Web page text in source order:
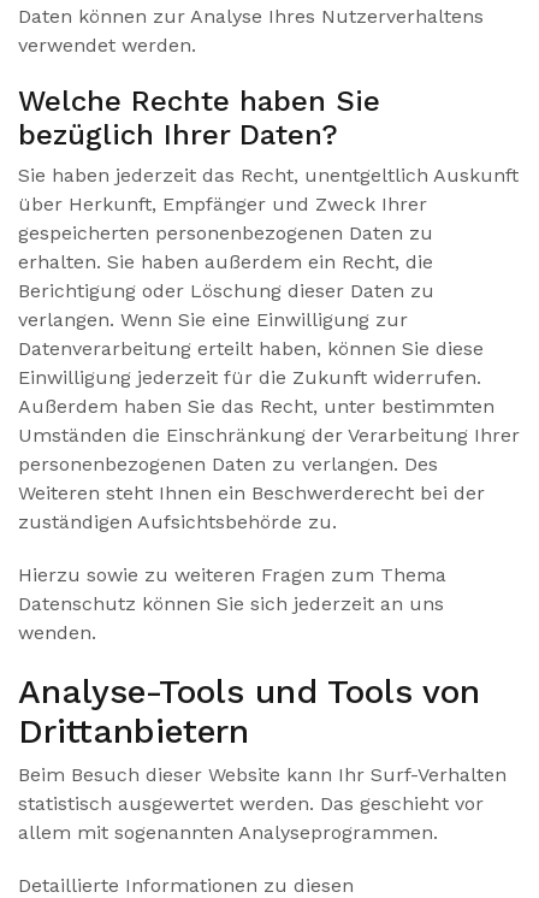
Daten können zur Analyse Ihres Nutzerverhaltens
verwendet werden.
Welche Rechte haben Sie
bezüglich Ihrer Daten?
Sie haben jederzeit das Recht, unentgeltlich Auskunft
über Herkunft, Empfänger und Zweck Ihrer
gespeicherten personenbezogenen Daten zu
erhalten. Sie haben außerdem ein Recht, die
Berichtigung oder Löschung dieser Daten zu
verlangen. Wenn Sie eine Einwilligung zur
Datenverarbeitung erteilt haben, können Sie diese
Einwilligung jederzeit für die Zukunft widerrufen.
Außerdem haben Sie das Recht, unter bestimmten
Umständen die Einschränkung der Verarbeitung Ihrer
personenbezogenen Daten zu verlangen. Des
Weiteren steht Ihnen ein Beschwerderecht bei der
zuständigen Aufsichtsbehörde zu.
Hierzu sowie zu weiteren Fragen zum Thema
Datenschutz können Sie sich jederzeit an uns
wenden.
Analyse-Tools und Tools von
Dritt­anbietern
Beim Besuch dieser Website kann Ihr Surf-Verhalten
statistisch ausgewertet werden. Das geschieht vor
allem mit sogenannten Analyseprogrammen.
Detaillierte Informationen zu diesen